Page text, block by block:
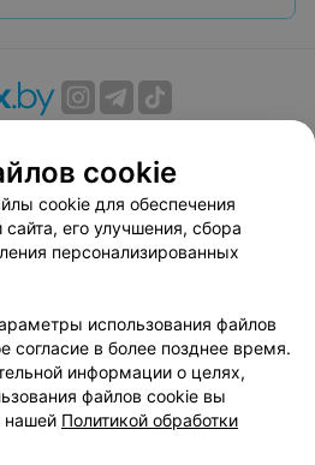
договор
Способы оплаты
по использованию сервиса
«Афиша»
соглашение
сотрудничества
relax.by
настройки cookie
данных
cookie
cookie для обеспечения
сайта, его улучшения, сбора
персонализированных
использования файлов
согласие в более позднее время.
информации о целях,
файлов cookie вы
нашей Политикой обработки